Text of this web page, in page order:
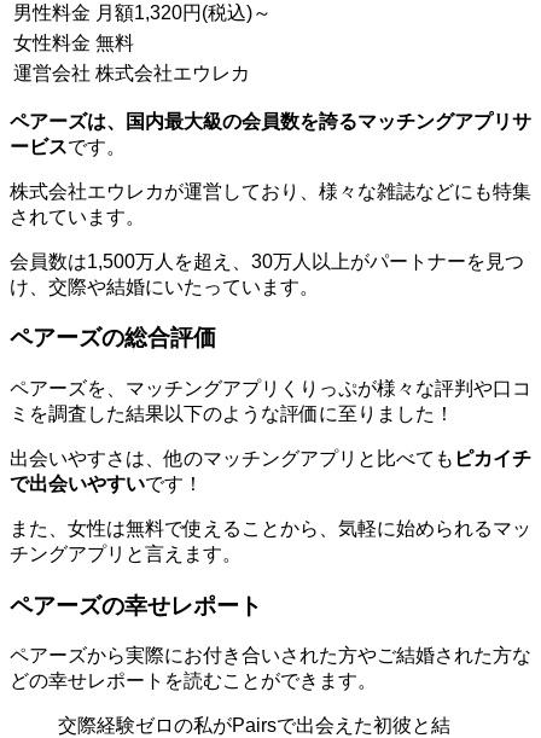
男性料金 月額1,320円(税込)～
女性料金 無料
運営会社 株式会社エウレカ
ペアーズは、国内最大級の会員数を誇るマッチングアプリサ
ービスです。
株式会社エウレカが運営しており、様々な雑誌などにも特集
されています。
会員数は1,500万人を超え、30万人以上がパートナーを見つ
け、交際や結婚にいたっています。
ペアーズの総合評価
ペアーズを、マッチングアプリくりっぷが様々な評判や口コ
ミを調査した結果以下のような評価に至りました！
出会いやすさは、他のマッチングアプリと比べても ピカイチ
で出会いやすいです！
また、女性は無料で使えることから、気軽に始められるマッ
チングアプリと言えます。
ペアーズの幸せレポート
ペアーズから実際にお付き合いされた方やご結婚された方な
どの幸せレポートを読むことができます。
交際経験ゼロの私がPairsで出会えた初彼と結